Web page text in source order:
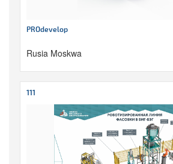
PROdevelop
Rusia Moskwa
111